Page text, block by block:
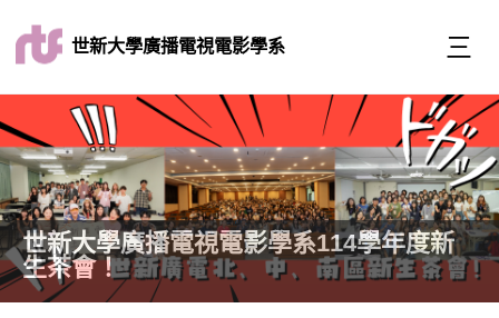
世新大學廣播電視電影學系
世新大學廣播電視電影學系畢業展演